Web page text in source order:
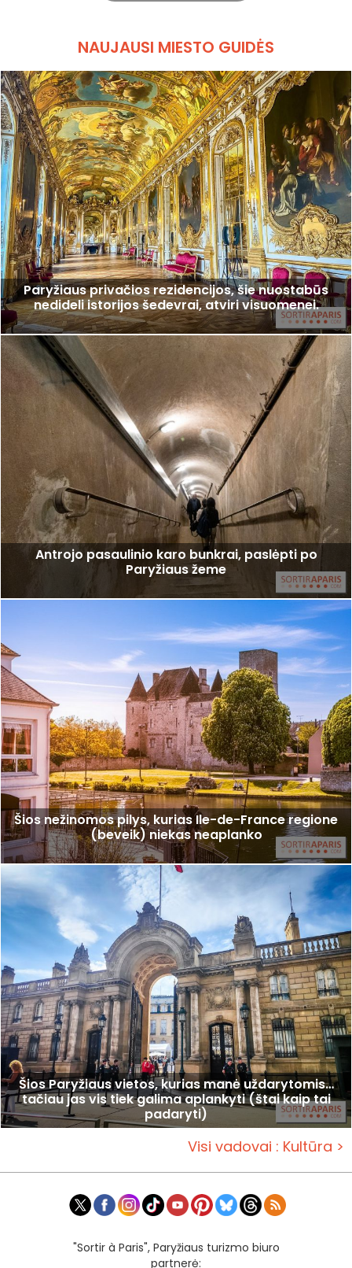
NAUJAUSI MIESTO GUIDĖS
Paryžiaus privačios rezidencijos, šie nuostabūs
nedideli istorijos šedevrai, atviri visuomenei.
Antrojo pasaulinio karo bunkrai, paslėpti po
Paryžiaus žeme
Šios nežinomos pilys, kurias Ile-de-France regione
(beveik) niekas neaplanko
Šios Paryžiaus vietos, kurias manė uždarytomis…
tačiau jas vis tiek galima aplankyti (štai kaip tai
padaryti)
Visi vadovai : Kultūra >
"Sortir à Paris", Paryžiaus turizmo biuro
partnerė: